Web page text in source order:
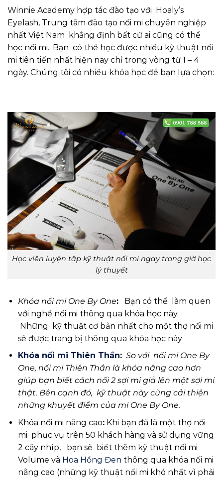
Winnie Academy hợp tác đào tạo với Hoaly’s
Eyelash, Trung tâm đào tạo nối mi chuyên nghiệp
nhất Việt Nam khẳng định bất cứ ai cũng có thể
học nối mi.. Bạn có thể học được nhiều kỹ thuật nối
mi tiên tiến nhất hiện nay chỉ trong vòng từ 1 – 4
ngày. Chúng tôi có nhiều khóa học để bạn lựa chọn:
Học viên luyện tập kỹ thuật nối mi ngay trong giờ học
lý thuyết
Khóa nối mi One By One:Bạn có thể làm quen
với nghề nối mi thông qua khóa học này.
Những kỹ thuật cơ bản nhất cho một thợ nối mi
sẽ được trang bị thông qua khóa học này
Khóa nối mi Thiên Thần:So với nối mi One By
One, nối mi Thiên Thần là khóa nâng cao hơn
giúp bạn biết cách nối 2 sợi mi giả lên một sợi mi
thật. Bên cạnh đó, kỹ thuật này cũng cải thiện
những khuyết điểm của mi One By One.
Khóa nối mi nâng cao:Khi bạn đã là một thợ nối
mi phục vụ trên 50 khách hàng và sử dụng vững
2 cây nhíp, bạn sẽ biết thêm kỹ thuật nối mi
Volume và Hoa Hồng Đen thông qua khóa nối mi
nâng cao (những kỹ thuật nối mi khó nhất vì phải